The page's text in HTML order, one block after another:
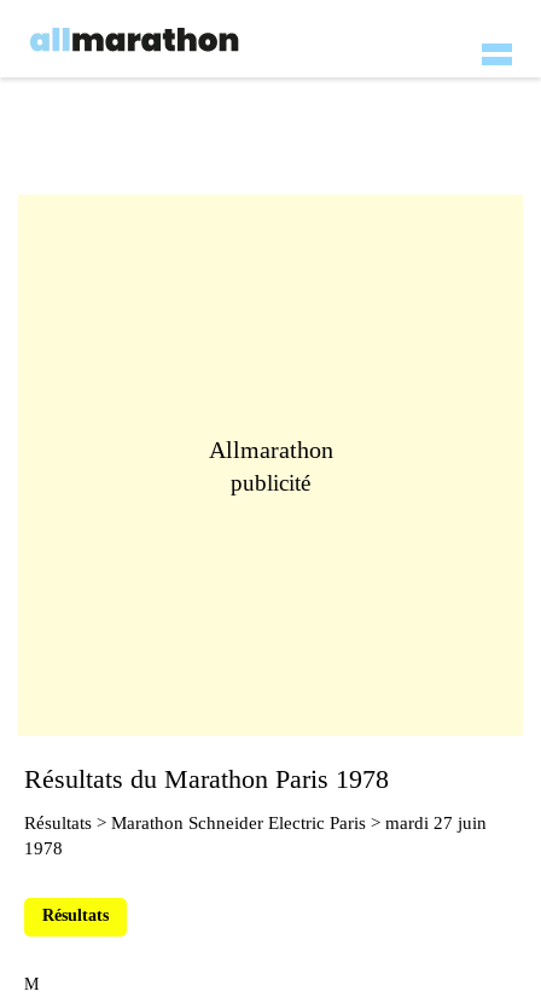
Allmarathon
publicité
Résultats du Marathon Paris 1978
Résultats > Marathon Schneider Electric Paris > mardi 27 juin
1978
Résultats
M